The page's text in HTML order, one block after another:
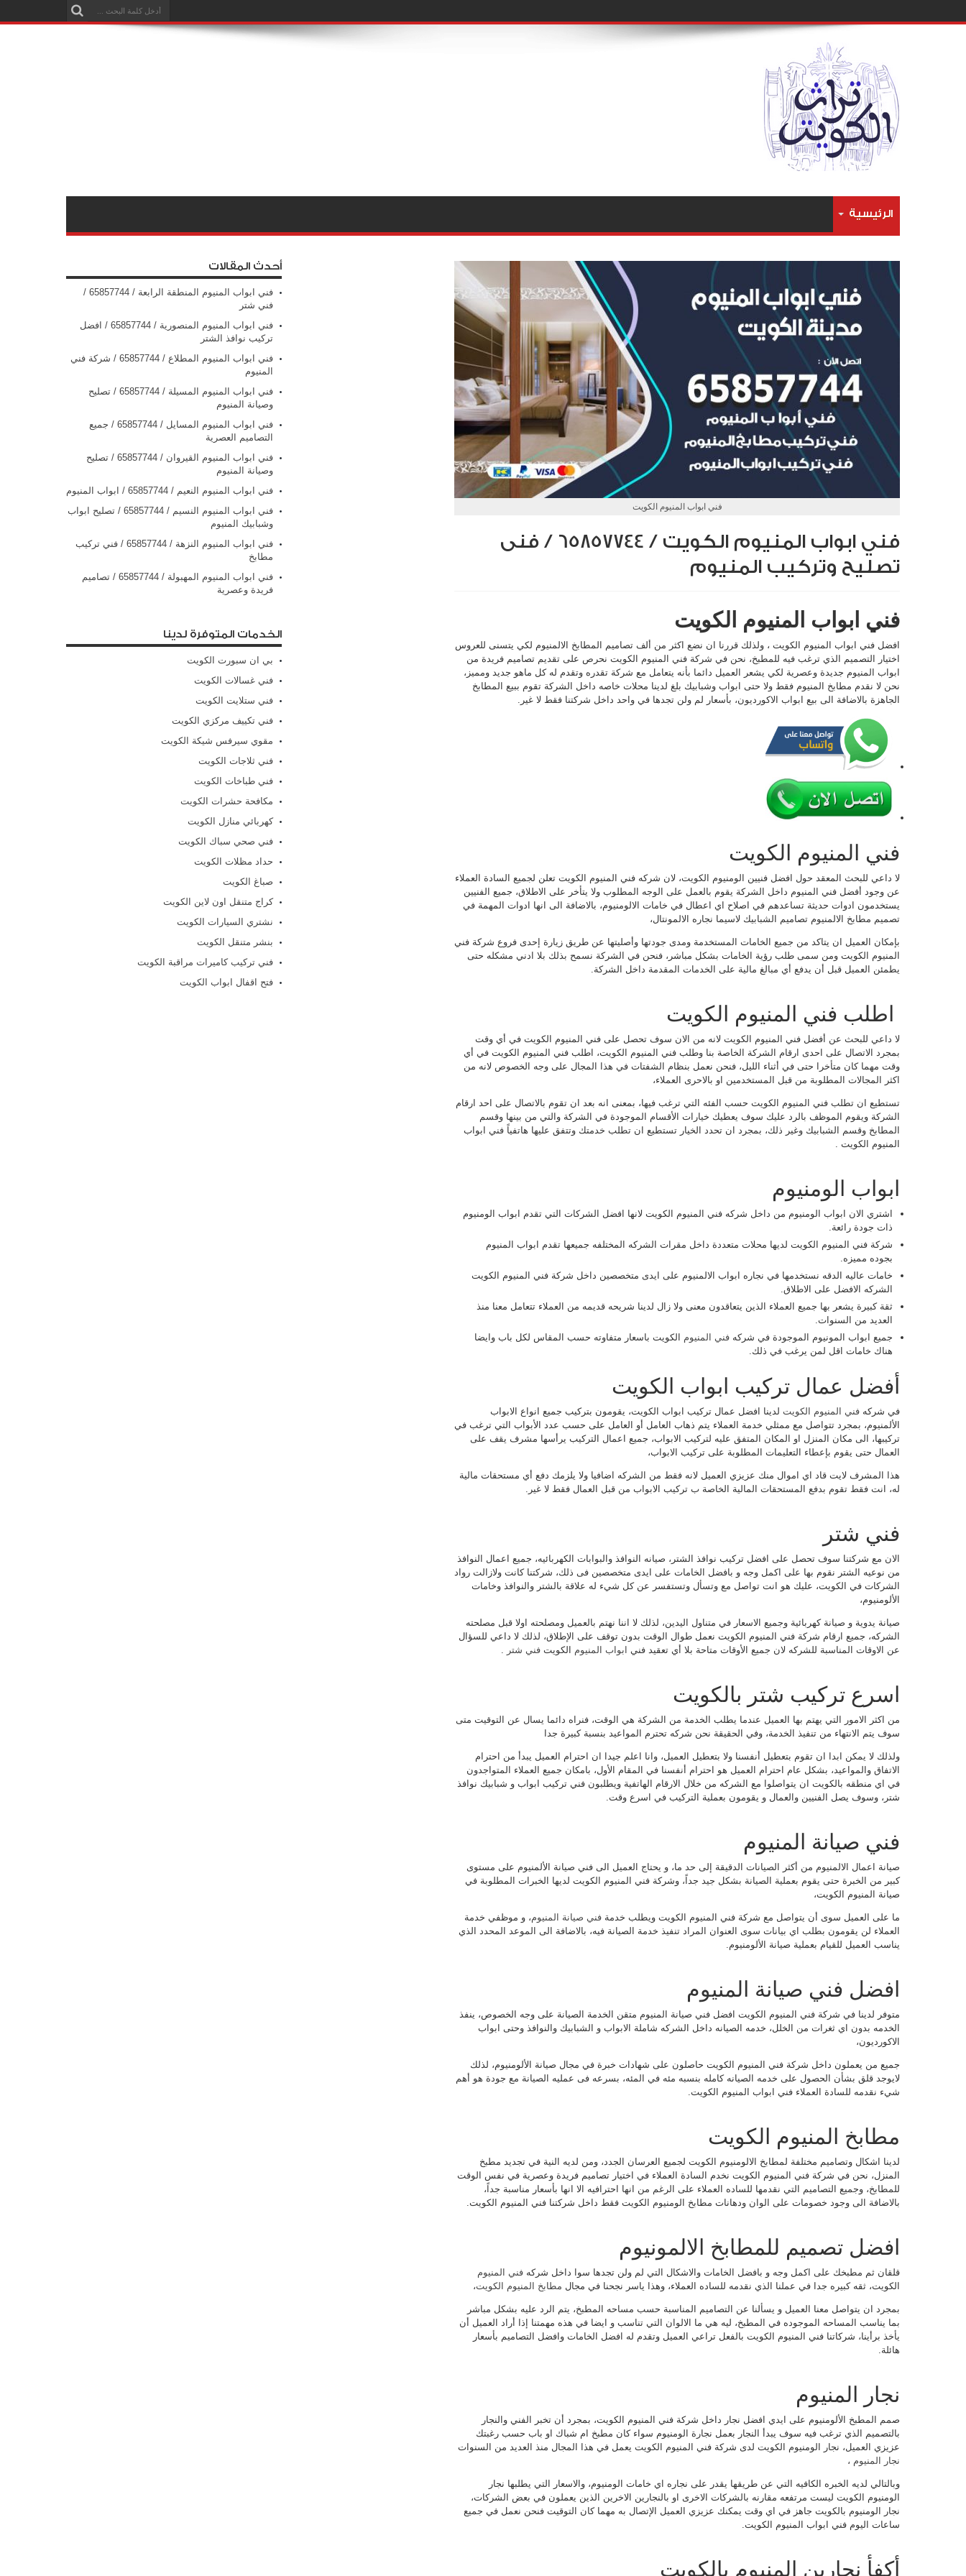
الرئيسية
فني ابواب المنيوم الكويت
فني ابواب المنيوم الكويت / 65857744 / فنى
تصليح وتركيب المنيوم
فني ابواب المنيوم الكويت
افضل فني ابواب المنيوم الكويت ، ولذلك قررنا ان نضع اكثر من ألف تصاميم المطابخ الالمنيوم لكي يتسنى للعروس
اختيار التصميم الذي ترغب فيه للمطبخ، نحن في شركة فني المنيوم الكويت نحرص على تقديم تصاميم فريدة من
ابواب المنيوم جديدة وعصرية لكي يشعر العميل دائما بأنه يتعامل مع شركة تقدره وتقدم له كل ماهو جديد ومميز،
نحن لا نقدم مطابخ المنيوم فقط ولا حتى ابواب وشبابيك بلغ لدينا محلات خاصه داخل الشركة تقوم ببيع المطابخ
الجاهزة بالاضافة الى بيع ابواب الاكورديون، بأسعار لم ولن تجدها في واحد داخل شركتنا فقط لا غير.
فني المنيوم الكويت
لا داعي للبحث المعقد حول افضل فنيين الومنيوم الكويت، لان شركه فني المنيوم الكويت تعلن لجميع السادة العملاء
عن وجود أفضل فني المنيوم داخل الشركة يقوم بالعمل على الوجه المطلوب ولا يتأخر على الاطلاق، جميع الفنيين
يستخدمون ادوات حديثة تساعدهم في اصلاح اي اعطال في خامات الالومنيوم، بالاضافة الى انها ادوات المهمة في
تصميم مطابخ الالمنيوم تصاميم الشبابيك لاسيما نجاره الالمونتال،
بإمكان العميل ان يتاكد من جميع الخامات المستخدمة ومدى جودتها وأصليتها عن طريق زيارة إحدى فروع شركة فني
المنيوم الكويت ومن سمى طلب رؤية الخامات بشكل مباشر، فنحن في الشركة نسمح بذلك بلا ادني مشكله حتى
يطمئن العميل قبل أن يدفع أي مبالغ مالية على الخدمات المقدمة داخل الشركة.
اطلب فني المنيوم الكويت
‏لا داعي للبحث عن أفضل فني المنيوم الكويت لانه من الان سوف تحصل على فني المنيوم الكويت في أي وقت
بمجرد الاتصال على احدى ارقام الشركة الخاصة بنا وطلب فني المنيوم الكويت، اطلب فني المنيوم الكويت في أي
وقت مهما كان متأخرا حتى في أثناء الليل، فنحن نعمل بنظام الشفتات في هذا المجال على وجه الخصوص لانه من
اكثر المجالات المطلوبة من قبل المستخدمين او بالاحرى العملاء،
تستطيع ان تطلب فني المنيوم الكويت حسب الفئه التي ترغب فيها، بمعنى انه بعد ان تقوم بالاتصال على احد ارقام
الشركة ويقوم الموظف بالرد عليك سوف يعطيك خيارات الأقسام الموجودة في الشركة والتي من بينها وقسم
المطابخ وقسم الشبابيك وغير ذلك، بمجرد ان تحدد الخيار تستطيع ان تطلب خدمتك وتتفق عليها هاتفياً فني ابواب
المنيوم الكويت .
ابواب الومنيوم
اشتري الان ابواب الومنيوم من داخل شركه فني المنيوم الكويت لانها افضل الشركات التي تقدم ابواب الومنيوم
ذات جودة رائعة.
شركة فني المنيوم الكويت لديها محلات متعددة داخل مقرات الشركه المختلفه جميعها تقدم ابواب المنيوم
بجوده مميزه.
خامات عاليه الدقه نستخدمها في نجاره ابواب الالمنيوم على ايدى متخصصين داخل شركة فني المنيوم الكويت
الشركه الافضل على الاطلاق.
ثقة كبيرة يشعر بها جميع العملاء الذين يتعاقدون معنى ولا زال لدينا شريحه قديمه من العملاء تتعامل معنا منذ
العديد من السنوات.
جميع ابواب المونيوم الموجودة في شركه فني المنيوم الكويت باسعار متفاوته حسب المقاس لكل باب وايضا
هناك خامات اقل لمن يرغب في ذلك.
أفضل عمال تركيب ابواب الكويت
في شركه فني المنيوم الكويت لدينا افضل عمال تركيب ابواب الكويت، يقومون بتركيب جميع انواع الابواب
الألمنيوم، بمجرد تتواصل مع ممثلي خدمة العملاء يتم ذهاب العامل أو العامل على حسب عدد الأبواب التي ترغب في
تركيبها، الى مكان المنزل او المكان المتفق عليه لتركيب الابواب، جميع اعمال التركيب يرأسها مشرف يقف على
العمال حتى يقوم بإعطاء التعليمات المطلوبة على تركيب الابواب،
هذا المشرف لايت قاد اي اموال منك عزيزي العميل لانه فقط من الشركه اضافيا ولا يلزمك دفع أي مستحقات مالية
له، انت فقط تقوم بدفع المستحقات المالية الخاصة ب تركيب الابواب من قبل العمال فقط لا غير.
فني شتر
الان مع شركتنا سوف تحصل على افضل تركيب نوافذ الشتر، صيانه النوافذ والبوابات الكهربائيه، جميع اعمال النوافذ
من نوعيه الشتر نقوم بها على اكمل وجه و بافضل الخامات على ايدى متخصصين فى ذلك، شركتنا كانت ولازالت رواد
الشركات في الكويت، عليك هو انت تواصل مع وتسأل وتستفسر عن كل شيء له علاقة بالشتر والنوافذ وخامات
الألومنيوم،
صيانة يدوية و صيانة كهربائية وجميع الاسعار في متناول اليدين، لذلك لا اننا نهتم بالعميل ومصلحته اولا قبل مصلحته
الشركه، جميع ارقام شركة فني المنيوم الكويت نعمل طوال الوقت بدون توقف على الإطلاق، لذلك لا داعي للسؤال
عن الاوقات المناسبة للشركه لان جميع الأوقات متاحة بلا أي تعقيد فني ابواب المنيوم الكويت فني شتر .
اسرع تركيب شتر بالكويت
من اكثر الامور التي يهتم بها العميل عندما يطلب الخدمة من الشركة هي الوقت، فنراه دائما يسال عن التوقيت متى
سوف يتم الانتهاء من تنفيذ الخدمة، وفي الحقيقة نحن شركه تحترم المواعيد بنسبة كبيرة جدا
ولذلك لا يمكن ابدا ان تقوم بتعطيل أنفسنا ولا بتعطيل العميل، وانا اعلم جيدا ان احترام العميل يبدأ من احترام
الاتفاق والمواعيد، بشكل عام احترام العميل هو احترام أنفسنا في المقام الأول، بامكان جميع العملاء المتواجدون
في اي منطقه بالكويت ان يتواصلوا مع الشركه من خلال الارقام الهاتفية ويطلبون فني تركيب ابواب و شبابيك نوافذ
شتر، وسوف يصل الفنيين والعمال و يقومون بعملية التركيب في اسرع وقت.
فني صيانة المنيوم
صيانة اعمال الالمنيوم من أكثر الصيانات الدقيقة إلى حد ما، و يحتاج العميل الى فني صيانة الألمنيوم على مستوى
كبير من الخبرة حتى يقوم بعملية الصيانة بشكل جيد جداً، وشركة فني المنيوم الكويت لديها الخبرات المطلوبة في
صيانة المنيوم الكويت،
ما على العميل سوى أن يتواصل مع شركة فني المنيوم الكويت ويطلب خدمة فني صيانة المنيوم، و موظفي خدمة
العملاء لن يقومون بطلب اي بيانات سوى العنوان المراد تنفيذ خدمة الصيانة فيه، بالاضافة الى الموعد المحدد الذي
يناسب العميل للقيام بعملية صيانة الألومنيوم.
افضل فني صيانة المنيوم
متوفر لدينا في شركة فني المنيوم الكويت افضل فني صيانة المنيوم متقن الخدمة الصيانة على وجه الخصوص، ينفذ
الخدمه بدون اي ثغرات من الخلل، خدمه الصيانه داخل الشركه شاملة الابواب و الشبابيك والنوافذ وحتى ابواب
الاكورديون،
جميع من يعملون داخل شركة فني المنيوم الكويت حاصلون على شهادات خبرة في مجال صيانة الألومنيوم، لذلك
لايوجد قلق بشأن الحصول على خدمه الصيانه كامله بنسبه مئه في المئه، بسرعه فى عمليه الصيانة مع جودة هو أهم
شيء نقدمه للسادة العملاء فني ابواب المنيوم الكويت.
مطابخ المنيوم الكويت
لدينا اشكال وتصاميم مختلفة لمطابخ الالومنيوم الكويت لجميع العرسان الجدد، ومن لديه النية في تجديد مطبخ
المنزل، نحن في شركة فني المنيوم الكويت نخدم السادة العملاء في اختيار تصاميم فريدة وعصرية في نفس الوقت
للمطابخ، وجميع التصاميم التي نقدمها للساده العملاء على الرغم من انها احترافيه الا انها بأسعار مناسبة جداً،
بالاضافة الى وجود خصومات على الوان ودهانات مطابخ الومنيوم الكويت فقط داخل شركتنا فني المنيوم الكويت.
افضل تصميم للمطابخ الالمونيوم
قلقان ثم مطبخك على اكمل وجه و بافضل الخامات والاشكال التي لم ولن تجدها سوا داخل شركه فني المنيوم
الكويت، ثقه كبيره جدا في عملنا الذي نقدمه للساده العملاء، وهذا ياسر نجحنا في مجال مطابخ المنيوم الكويت،
بمجرد ان يتواصل معنا العميل و يسألنا عن التصاميم المناسبة حسب مساحه المطبخ، يتم الرد عليه بشكل مباشر
بما يناسب المساحه الموجوده في المطبخ، ليه هي ما الالوان التي تناسب و ايضا في هذه مهمتنا إذا أراد العميل أن
يأخذ برأينا، شركاتنا فني المنيوم الكويت بالفعل تراعي العميل وتقدم له افضل الخامات وافضل التصاميم بأسعار
هائلة.
نجار المنيوم
صمم المطبخ الألومنيوم على ايدي افضل نجار داخل شركة فني المنيوم الكويت، بمجرد أن تخبر الفني والنجار
بالتصميم الذي ترغب فيه سوف يبدأ النجار بعمل نجارة الومنيوم سواء كان مطبخ ام شباك او باب حسب رغبتك
عزيزي العميل، نجار الومنيوم الكويت لدى شركة فني المنيوم الكويت يعمل في هذا المجال منذ العديد من السنوات
نجار المنيوم ،
وبالتالي لديه الخبره الكافيه التي عن طريقها يقدر على نجاره اي خامات الومنيوم، والاسعار التي يطلبها نجار
الومنيوم الكويت ليست مرتفعه مقارنه بالشركات الاخرى او بالنجارين الاخرين الذين يعملون في بعض الشركات،
نجار الومنيوم بالكويت جاهز في اي وقت يمكنك عزيزي العميل الإتصال به مهما كان التوقيت فنحن نعمل في جميع
ساعات اليوم فني ابواب المنيوم الكويت.
أكفأ نجارين المنيوم بالكويت
أحدث المقالات
فني ابواب المنيوم المنطقة الرابعة / 65857744 /
فني شتر
فني ابواب المنيوم المنصورية / 65857744 / افضل
تركيب نوافذ الشتر
فني ابواب المنيوم المطلاع / 65857744 / شركة فني
المنيوم
فني ابواب المنيوم المسيلة / 65857744 / تصليح
وصيانة المنيوم
فني ابواب المنيوم المسايل / 65857744 / جميع
التصاميم العصرية
فني ابواب المنيوم القيروان / 65857744 / تصليح
وصيانة المنيوم
فني ابواب المنيوم النعيم / 65857744 / ابواب المنيوم
فني ابواب المنيوم النسيم / 65857744 / تصليح ابواب
وشبابيك المنيوم
فني ابواب المنيوم النزهة / 65857744 / فني تركيب
مطابخ
فني ابواب المنيوم المهبولة / 65857744 / تصاميم
فريدة وعصرية
الخدمات المتوفرة لدينا
بي ان سبورت الكويت
فني غسالات الكويت
فني ستلايت الكويت
فني تكييف مركزي الكويت
مقوي سيرفس شيكة الكويت
فني ثلاجات الكويت
فني طباخات الكويت
مكافحة حشرات الكويت
كهربائي منازل الكويت
فني صحي سباك الكويت
حداد مظلات الكويت
صباغ الكويت
كراج متنقل اون لاين الكويت
نشتري السيارات الكويت
بنشر متنقل الكويت
فني تركيب كاميرات مراقبة الكويت
فتح اقفال ابواب الكويت